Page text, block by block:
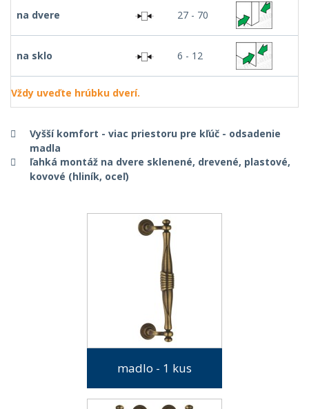
na dvere 27 - 70
na sklo 6 - 12
Vždy uveďte hrúbku dverí.
Vyšší komfort - viac priestoru pre kľúč - odsadenie
madla
ľahká montáž na dvere sklenené, drevené, plastové,
kovové (hliník, oceľ)
madlo - 1 kus